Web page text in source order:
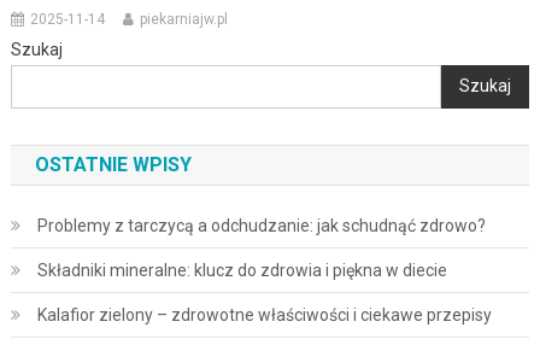
2025-11-14 piekarniajw.pl
Szukaj
Szukaj
OSTATNIE WPISY
Problemy z tarczycą a odchudzanie: jak schudnąć zdrowo?
Składniki mineralne: klucz do zdrowia i piękna w diecie
Kalafior zielony – zdrowotne właściwości i ciekawe przepisy